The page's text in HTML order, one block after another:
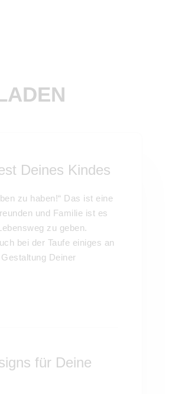
Deines Kindes
zu haben!“ Das ist eine
und Familie ist es
zu geben.
bei der Taufe einiges an
Deiner
für Deine